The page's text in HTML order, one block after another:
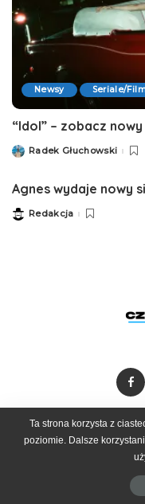
Newsy Seriale/
“Idol” – zobacz
PostedRadek Głuchowski
Agnes wydaje nowy
PostedRedakcja
Dołącz do
© 2025
Ta strona korzysta z
poziomie. Dalsze